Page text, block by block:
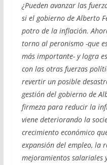
¿Pueden avanzar las
si el gobierno de Alberto
potro de la inflación.
torno al peronismo -que
más importante- y logra
con las otras fuerzas
revertir un posible
gestión del gobierno de
firmeza para reducir la
viene deteriorando la
crecimiento económico
expansión del empleo, la
mejoramientos salariales